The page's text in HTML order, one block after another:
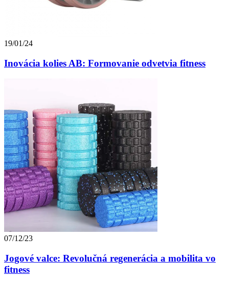
19/01/24
Inovácia kolies AB: Formovanie odvetvia fitness
07/12/23
Jogové valce: Revolučná regenerácia a mobilita vo
fitness